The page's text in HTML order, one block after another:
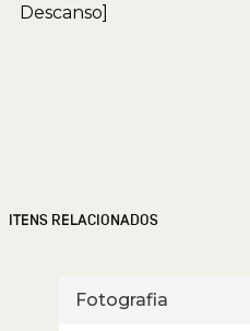
Descanso]
ITENS RELACIONADOS
Fotografia